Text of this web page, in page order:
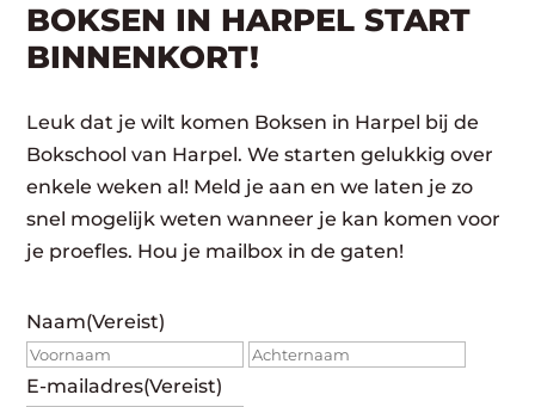
BOKSEN IN HARPEL START
BINNENKORT!
Leuk dat je wilt komen Boksen in Harpel bij de
Bokschool van Harpel. We starten gelukkig over
enkele weken al! Meld je aan en we laten je zo
snel mogelijk weten wanneer je kan komen voor
je proefles. Hou je mailbox in de gaten!
Naam(Vereist)
Voornaam
E-mailadres(Vereist)